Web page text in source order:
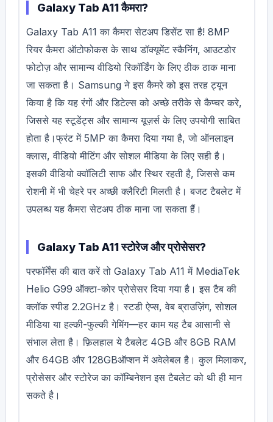
Galaxy Tab A11 कैमरा?
Galaxy Tab A11 का कैमरा सेटअप डिसेंट सा है! 8MP
रियर कैमरा ऑटोफोकस के साथ डॉक्यूमेंट स्कैनिंग, आउटडोर
फोटोज़ और सामान्य वीडियो रिकॉर्डिंग के लिए ठीक ठाक माना
जा सकता है। Samsung ने इस कैमरे को इस तरह ट्यून
किया है कि यह रंगों और डिटेल्स को अच्छे तरीके से कैप्चर करे,
जिससे यह स्टूडेंट्स और सामान्य यूज़र्स के लिए उपयोगी साबित
होता है।फ्रंट में 5MP का कैमरा दिया गया है, जो ऑनलाइन
क्लास, वीडियो मीटिंग और सोशल मीडिया के लिए सही है।
इसकी वीडियो क्वॉलिटी साफ और स्थिर रहती है, जिससे कम
रोशनी में भी चेहरे पर अच्छी क्लैरिटी मिलती है। बजट टैबलेट में
उपलब्ध यह कैमरा सेटअप ठीक माना जा सकता हैं।
Galaxy Tab A11 स्टोरेज और प्रोसेसर?
परफॉर्मेंस की बात करें तो Galaxy Tab A11 में MediaTek
Helio G99 ऑक्टा-कोर प्रोसेसर दिया गया है। इस टैब की
क्लॉक स्पीड 2.2GHz है। स्टडी ऐप्स, वेब ब्राउज़िंग, सोशल
मीडिया या हल्की-फुल्की गेमिंग—हर काम यह टैब आसानी से
संभाल लेता है। फ़िलहाल ये टैबलेट 4GB और 8GB RAM
और 64GB और 128GBऑप्शन में अवेलेबल है। कुल मिलाकर,
प्रोसेसर और स्टोरेज का कॉम्बिनेशन इस टैबलेट को थी ही मान
सकते है।